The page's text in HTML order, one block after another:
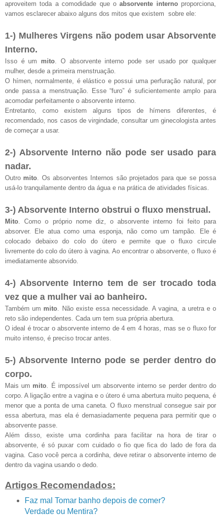
aproveitem toda a comodidade que oabsorvente internoproporciona,
vamos esclarecer abaixo alguns dos mitos que existem sobre ele:
1-) Mulheres Virgens não podem usar Absorvente
Interno.
Isso é um mito. O absorvente interno pode ser usado por qualquer
mulher, desde a primeira menstruação.
O hímen, normalmente, é elástico e possui uma perfuração natural, por
onde passa a menstruação. Esse “furo” é suficientemente amplo para
acomodar perfeitamente o absorvente interno.
Entretanto, como existem alguns tipos de hímens diferentes, é
recomendado, nos casos de virgindade, consultar um ginecologista antes
de começar a usar.
2-) Absorvente Interno não pode ser usado para
nadar.
Outro mito. Os absorventes Internos são projetados para que se possa
usá-lo tranquilamente dentro da água e na prática de atividades físicas.
3-) Absorvente Interno obstrui o fluxo menstrual.
Mito. Como o próprio nome diz, o absorvente interno foi feito para
absorver. Ele atua como uma esponja, não como um tampão. Ele é
colocado debaixo do colo do útero e permite que o fluxo circule
livremente do colo do útero à vagina. Ao encontrar o absorvente, o fluxo é
imediatamente absorvido.
4-) Absorvente Interno tem de ser trocado toda
vez que a mulher vai ao banheiro.
Também um mito. Não existe essa necessidade. A vagina, a uretra e o
reto são independentes. Cada um tem sua própria abertura.
O ideal é trocar o absorvente interno de 4 em 4 horas, mas se o fluxo for
muito intenso, é preciso trocar antes.
5-) Absorvente Interno pode se perder dentro do
corpo.
Mais um mito. É impossível um absorvente interno se perder dentro do
corpo. A ligação entre a vagina e o útero é uma abertura muito pequena, é
menor que a ponta de uma caneta. O fluxo menstrual consegue sair por
essa abertura, mas ela é demasiadamente pequena para permitir que o
absorvente passe.
Além disso, existe uma cordinha para facilitar na hora de tirar o
absorvente, é só puxar com cuidado o fio que fica do lado de fora da
vagina. Caso você perca a cordinha, deve retirar o absorvente interno de
dentro da vagina usando o dedo.
Artigos Recomendados:
Faz mal Tomar banho depois de comer?
Verdade ou Mentira?